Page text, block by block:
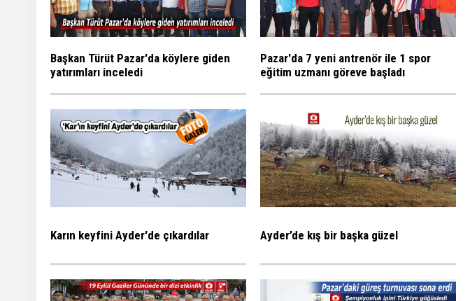
Başkan Türüt Pazar'da köylere giden
yatırımları inceledi
Pazar'da 7 yeni antrenör ile 1 spor
eğitim uzmanı göreve başladı
Karın keyfini Ayder'de çıkardılar Ayder’de kış bir başka güzel